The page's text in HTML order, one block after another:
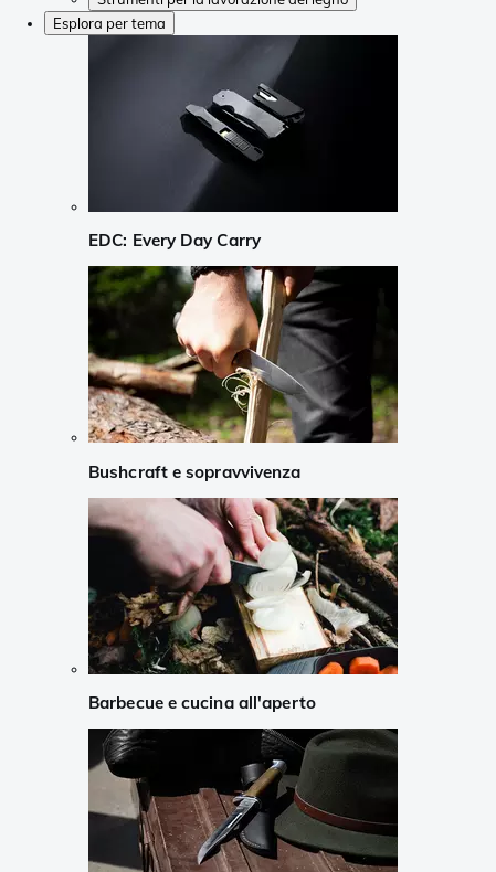
Esplora per tema
EDC: Every Day Carry
Bushcraft e sopravvivenza
Barbecue e cucina all'aperto